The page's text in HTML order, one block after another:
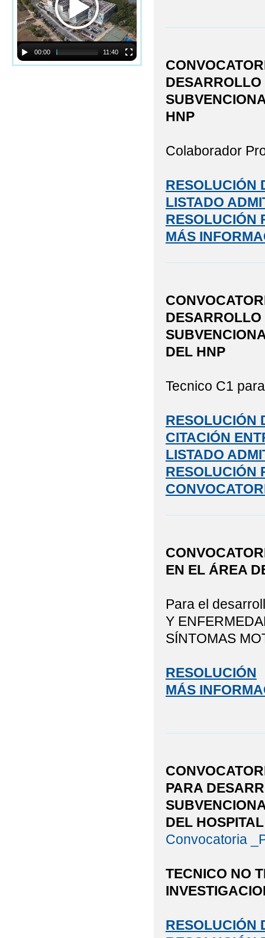
00:00 11:40
DESARROLLO
HNP
Colaborador
RESOLUCIÓN
LISTADO
RESOLUCIÓN
MÁS
DEL HNP
Tecnico C1
RESOLUCIÓN
CITACIÓN
LISTADO
RESOLUCIÓN
EN EL ÁREA
Para el
Y
SÍNTOMAS
RESOLUCIÓN
MÁS
PARA
DEL
Convocatoria
TECNICO NO
RESOLUCIÓN